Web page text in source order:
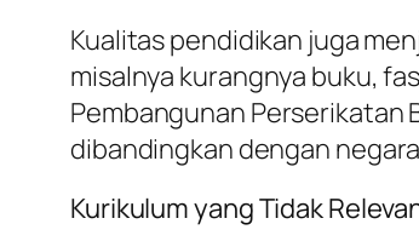
Kualitas pendidikan juga
misalnya kurangnya buku,
Pembangunan Perserikatan
dibandingkan dengan
Kurikulum yang Tidak